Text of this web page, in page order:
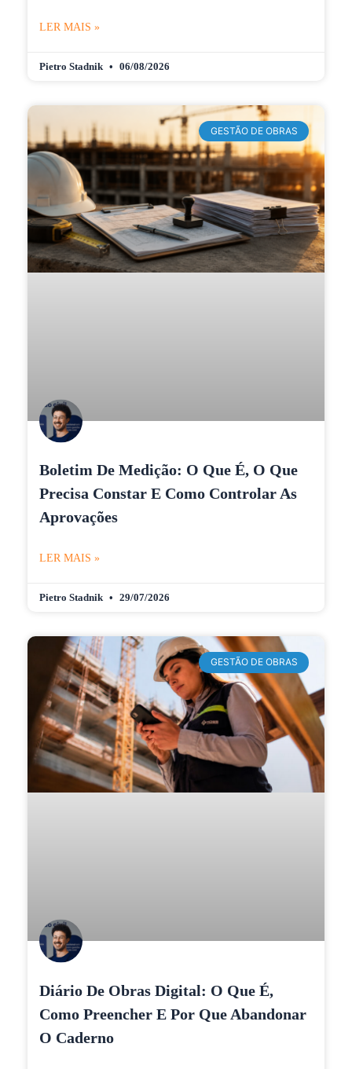
LER MAIS »
Pietro Stadnik 06/08/2026
GESTÃO DE OBRAS
Boletim De Medição: O Que É, O Que
Precisa Constar E Como Controlar As
Aprovações
LER MAIS »
Pietro Stadnik 29/07/2026
GESTÃO DE OBRAS
Diário De Obras Digital: O Que É,
Como Preencher E Por Que Abandonar
O Caderno